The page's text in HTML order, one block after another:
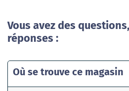
Vous avez des
réponses :
Où se trouve ce magasin